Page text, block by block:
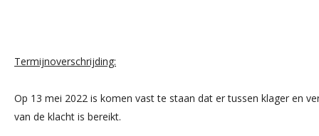
Termijnoverschrijding:
Op 13 mei 2022 is komen vast te staan dat er tussen klager en
van de klacht is bereikt.